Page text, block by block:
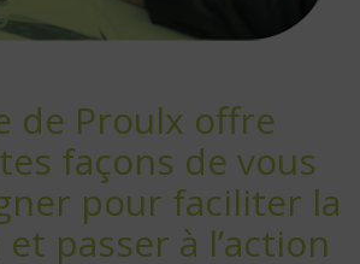
de Proulx offre
façons de vous
pour faciliter la
passer à l’action